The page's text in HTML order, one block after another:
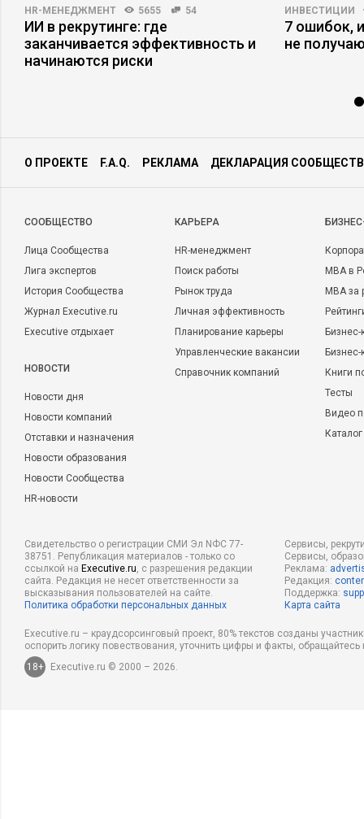
HR-МЕНЕДЖМЕНТ 5655 54
ИИ в рекрутинге: где
заканчивается эффективность и
начинаются риски
ИНВЕСТИЦИИ
7 ошибок,
не
О ПРОЕКТЕ F.A.Q. РЕКЛАМА ДЕКЛАРАЦИЯ
CООБЩЕСТВО
Лица Сообщества
Лига экспертов
История Сообщества
Журнал Executive.ru
Executive отдыхает
НОВОСТИ
Новости дня
Новости компаний
Отставки и назначения
Новости образования
Новости Сообщества
HR-новости
КАРЬЕРА
HR-менеджмент
Поиск работы
Рынок труда
Личная эффективность
Планирование карьеры
Управленческие вакансии
Справочник компаний
MBA в
MBA
Бизнес-
Книги
Тесты
Видео
Свидетельство о регистрации СМИ Эл NФС 77-
38751. Републикация материалов - только со
ссылкой на Executive.ru, с разрешения редакции
сайта. Редакция не несет ответственности за
высказывания пользователей на сайте.
Политика обработки персональных данных
Сервисы,
Сервисы,
Реклама:
Редакция:
Поддержка:
Карта сайта
Executive.ru – краудсорсинговый проект, 80% текстов созданы
оспорить логику повествования, уточнить цифры и факты,
18+
Executive.ru © 2000 – 2026.